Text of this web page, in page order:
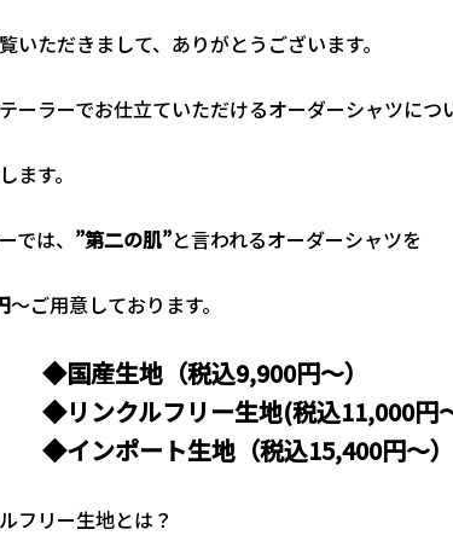
いただきまして、ありがとうございます。
ーラーでお仕立ていただけるオーダーシャツにつ
ます。
では、 ”第二の肌”と言われるオーダーシャツを
～ご用意しております。
◆国産生地（税込9,900円～）
◆リンクルフリー生地(税込11,000円
◆インポート生地（税込15,400円～）
フリー生地とは？